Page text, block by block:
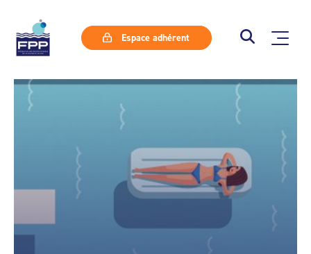
Espace adhérent